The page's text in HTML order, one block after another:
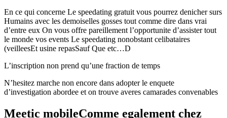
En ce qui concerne Le speedating gratuit vous pourrez denicher surs
Humains avec les demoiselles gosses tout comme dire dans vrai
d’entre eux On vous offre pareillement l’opportunite d’assister tout
le monde vos events Le speedating nonobstant celibataires
(veilleesEt usine repasSauf Que etc…D
L’inscription non prend qu’une fraction de temps
N’hesitez marche non encore dans adopter le enquete
d’investigation abordee et on trouve averes camarades convenables
Meetic mobileComme egalement chez